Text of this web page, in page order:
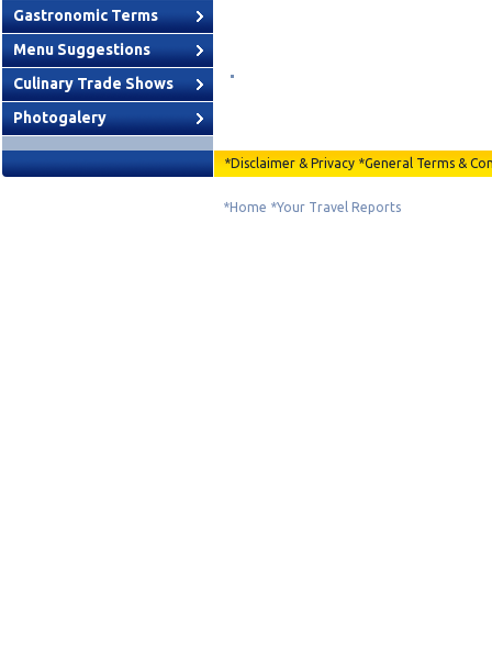
Gastronomic Terms
Menu Suggestions
Culinary Trade Shows
Photogalery
*Disclaimer & Privacy*General Terms &
*Home *Your Travel Reports